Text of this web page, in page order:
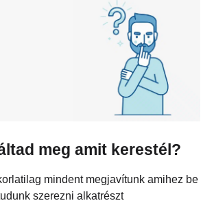
meg amit kerestél?
mindent megjavítunk amihez be
szerezni alkatrészt